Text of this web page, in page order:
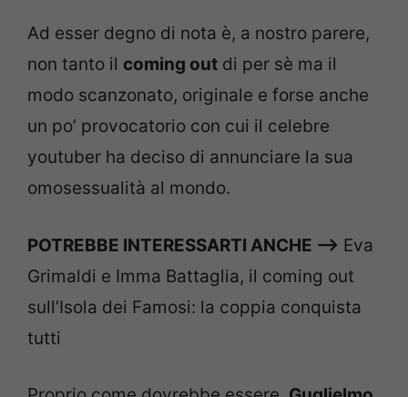
Ad esser degno di nota è, a nostro parere,
non tanto il coming out di per sè ma il
modo scanzonato, originale e forse anche
un po’ provocatorio con cui il celebre
youtuber ha deciso di annunciare la sua
omosessualità al mondo.
POTREBBE INTERESSARTI ANCHE –> Eva
Grimaldi e Imma Battaglia, il coming out
sull’Isola dei Famosi: la coppia conquista
tutti